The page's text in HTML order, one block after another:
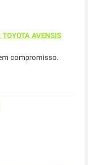
AVENSIS
compromisso.